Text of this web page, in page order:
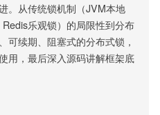
。从传统锁机制（JVM本地
乐观锁）的局限性到分布
可续期、阻塞式的分布式锁，
用，最后深入源码讲解框架底